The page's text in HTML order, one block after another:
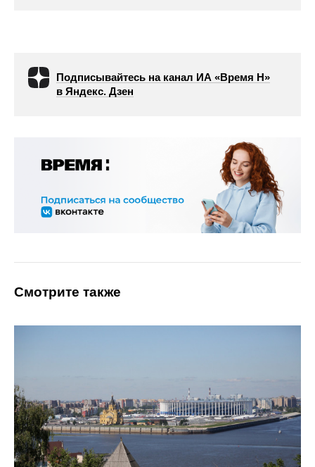
Подписывайтесь на канал ИА «Время Н»
в Яндекс. Дзен
Смотрите также